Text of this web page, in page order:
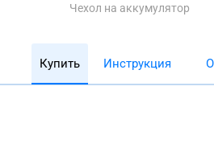
Чехол на аккумулятор
Купить Инструкция